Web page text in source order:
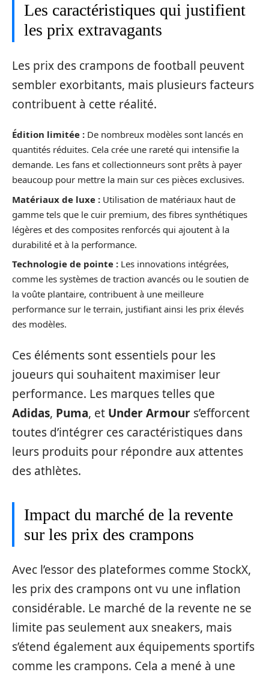
Les caractéristiques qui justifient
les prix extravagants
Les prix des crampons de football peuvent
sembler exorbitants, mais plusieurs facteurs
contribuent à cette réalité.
Édition limitée : De nombreux modèles sont lancés en
quantités réduites. Cela crée une rareté qui intensifie la
demande. Les fans et collectionneurs sont prêts à payer
beaucoup pour mettre la main sur ces pièces exclusives.
Matériaux de luxe : Utilisation de matériaux haut de
gamme tels que le cuir premium, des fibres synthétiques
légères et des composites renforcés qui ajoutent à la
durabilité et à la performance.
Technologie de pointe : Les innovations intégrées,
comme les systèmes de traction avancés ou le soutien de
la voûte plantaire, contribuent à une meilleure
performance sur le terrain, justifiant ainsi les prix élevés
des modèles.
Ces éléments sont essentiels pour les
joueurs qui souhaitent maximiser leur
performance. Les marques telles que
Adidas, Puma, et Under Armour s’efforcent
toutes d’intégrer ces caractéristiques dans
leurs produits pour répondre aux attentes
des athlètes.
Impact du marché de la revente
sur les prix des crampons
Avec l’essor des plateformes comme StockX,
les prix des crampons ont vu une inflation
considérable. Le marché de la revente ne se
limite pas seulement aux sneakers, mais
s’étend également aux équipements sportifs
comme les crampons. Cela a mené à une